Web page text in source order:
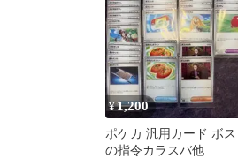
¥1,200
ポケカ 汎用カード ボス
の指令カラスバ他